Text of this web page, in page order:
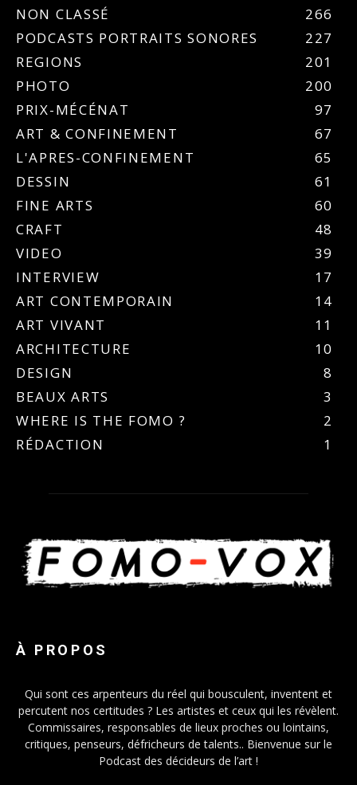
NON CLASSÉ
266
PODCASTS PORTRAITS SONORES
227
REGIONS
201
PHOTO
200
PRIX-MÉCÉNAT
97
ART & CONFINEMENT
67
L'APRES-CONFINEMENT
65
DESSIN
61
FINE ARTS
60
CRAFT
48
VIDEO
39
INTERVIEW
17
ART CONTEMPORAIN
14
ART VIVANT
11
ARCHITECTURE
10
DESIGN
8
BEAUX ARTS
3
WHERE IS THE FOMO ?
2
RÉDACTION
1
À PROPOS
Qui sont ces arpenteurs du réel qui bousculent, inventent et
percutent nos certitudes ? Les artistes et ceux qui les révèlent.
Commissaires, responsables de lieux proches ou lointains,
critiques, penseurs, défricheurs de talents.. Bienvenue sur le
Podcast des décideurs de l’art !